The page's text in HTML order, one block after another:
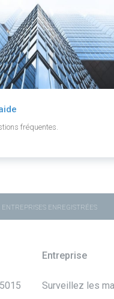
fréquentes.
ENTREPRISES ENREGISTRÉES
Entreprise
Surveillez les